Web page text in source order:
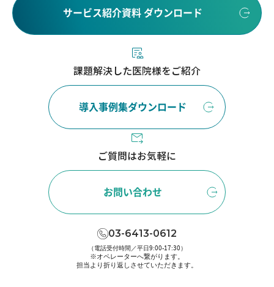
サービス紹介資料 ダウンロード
課題解決した医院様をご紹介
導入事例集ダウンロード
ご質問はお気軽に
お問い合わせ
03-6413-0612
（電話受付時間／平日9:00-17:30）
※オペレーターへ繋がります。
担当より折り返しさせていただきます。